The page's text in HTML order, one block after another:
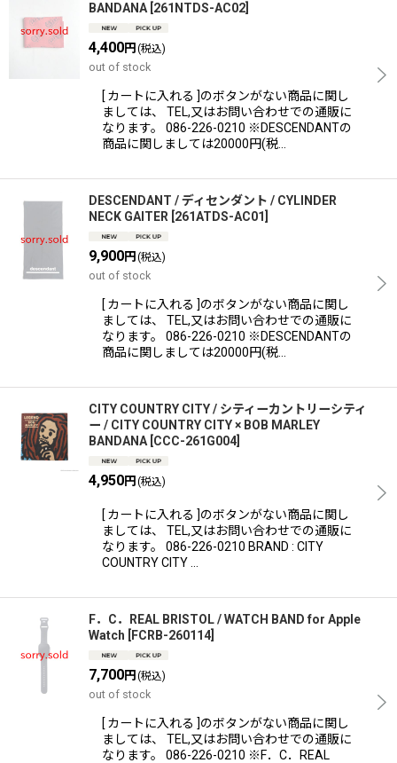
BANDANA 261NTDS-AC02
4,400円 (税込)
out of stock
[ カートに入れる ]のボタンがない商品に関し
ましては、 TEL,又はお問い合わせでの通販に
なります。 086-226-0210 ※DESCENDANTの
商品に関しましては20000円(税…
DESCENDANT / ディセンダント / CYLINDER
NECK GAITER 261ATDS-AC01
9,900円 (税込)
out of stock
[ カートに入れる ]のボタンがない商品に関し
ましては、 TEL,又はお問い合わせでの通販に
なります。 086-226-0210 ※DESCENDANTの
商品に関しましては20000円(税…
CITY COUNTRY CITY / シティーカントリーシティ
ー / CITY COUNTRY CITY × BOB MARLEY
BANDANA CCC-261G004
4,950円 (税込)
[ カートに入れる ]のボタンがない商品に関し
ましては、 TEL,又はお問い合わせでの通販に
なります。 086-226-0210 BRAND : CITY
COUNTRY CITY …
F．C．REAL BRISTOL / WATCH BAND for Apple
Watch
FCRB-260114
7,700円 (税込)
out of stock
[ カートに入れる ]のボタンがない商品に関し
ましては、 TEL,又はお問い合わせでの通販に
なります。 086-226-0210 ※F．C．REAL